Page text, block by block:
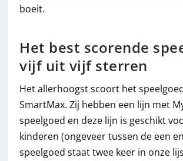
boeit.
Het best scorende
vijf uit vijf sterren
Het allerhoogst scoort het
SmartMax. Zij hebben een lijn met
speelgoed en deze lijn is geschikt
kinderen (ongeveer tussen de een
speelgoed staat twee keer in onze